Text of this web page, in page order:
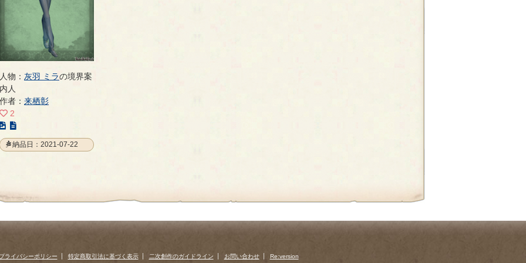
人物： 灰羽 ミラの境界案
内人
作者： 来栖彰
2
の
イ
の
ー
納品日：2021-07-22
ライバシーポリシー 特定商取引法に基づく表示 二次創作のガイドライン お問い合わせ Re:version